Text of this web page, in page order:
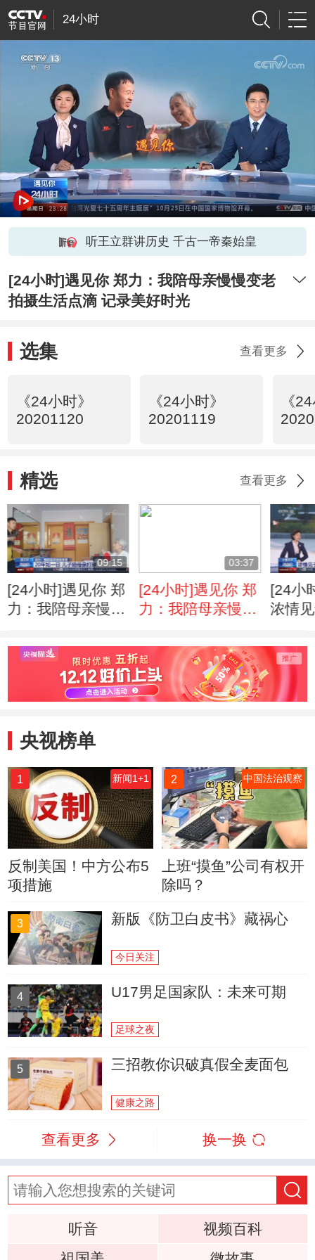
24小时
听王立群讲历史 千古一帝秦始皇
[24小时]遇见你 郑力：我陪母亲慢慢变老
拍摄生活点滴 记录美好时光
选集 查看更多
《24小时》
20201120
《24小时》
20201119
《
精选 查看更多
09:15
[24小时]遇见你 郑
力：我陪母亲慢慢
03:37
[24小时]遇见你 郑
力：我陪母亲慢慢
滴 记录美好时光
[24小
浓情
央视榜单
1 新闻1+1
反制美国！中方公布5
项措施
2 中国法治观察
上班“摸鱼”公司有权开
除吗？
3 新版《防卫白皮书》藏祸心
今日关注
4 U17男足国家队：未来可期
足球之夜
5 三招教你识破真假全麦面包
健康之路
查看更多 换一换
听音
视频百科